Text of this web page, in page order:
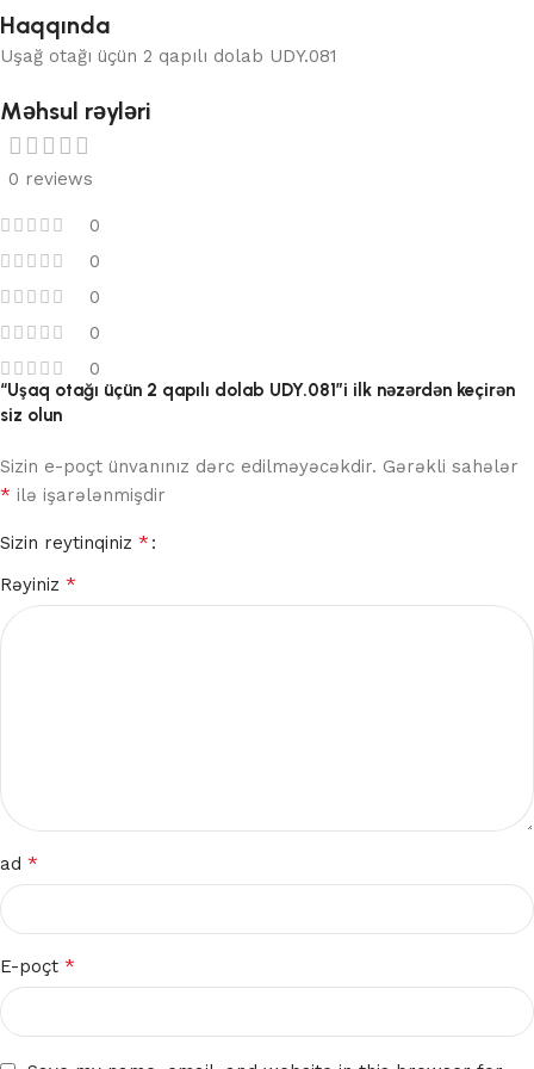
Haqqında
Uşağ otağı üçün 2 qapılı dolab UDY.081
Məhsul rəyləri
0 reviews
0
0
0
0
0
“Uşaq otağı üçün 2 qapılı dolab UDY.081”i ilk nəzərdən keçirən
siz olun
Sizin e-poçt ünvanınız dərc edilməyəcəkdir. Gərəkli sahələr
* ilə işarələnmişdir
Sizin reytinqiniz *
Rəyiniz *
ad *
E-poçt *